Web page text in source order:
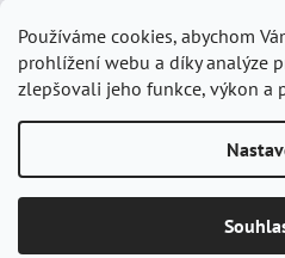
Používáme cookies, abychom
prohlížení webu a díky analýze
zlepšovali jeho funkce, výkon a
Facebook